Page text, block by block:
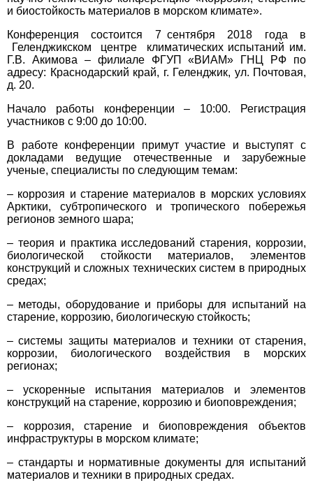
и биостойкость материалов в морском климате».
Конференция состоится 7 сентября 2018 года в
Геленджикском центре климатических испытаний им.
Г.В. Акимова – филиале ФГУП «ВИАМ» ГНЦ РФ по
адресу: Краснодарский край, г. Геленджик, ул. Почтовая,
д. 20.
Начало работы конференции – 10:00. Регистрация
участников с 9:00 до 10:00.
В работе конференции примут участие и выступят с
докладами ведущие отечественные и зарубежные
ученые, специалисты по следующим темам:
– коррозия и старение материалов в морских условиях
Арктики, субтропического и тропического побережья
регионов земного шара;
– теория и практика исследований старения, коррозии,
биологической стойкости материалов, элементов
конструкций и сложных технических систем в природных
средах;
– методы, оборудование и приборы для испытаний на
старение, коррозию, биологическую стойкость;
– системы защиты материалов и техники от старения,
коррозии, биологического воздействия в морских
регионах;
– ускоренные испытания материалов и элементов
конструкций на старение, коррозию и биоповреждения;
– коррозия, старение и биоповреждения объектов
инфраструктуры в морском климате;
– стандарты и нормативные документы для испытаний
материалов и техники в природных средах.